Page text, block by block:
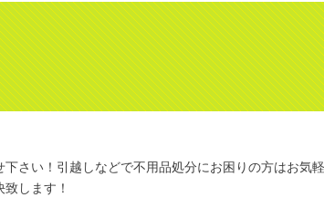
さい！引越しなどで不用品処分にお困りの方はお気
します！